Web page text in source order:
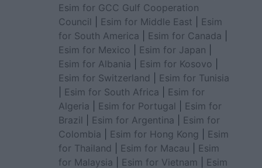
Esim for GCC Gulf Cooperation
Council
Esim for Middle East
Esim
for South America
Esim for Canada
Esim for Mexico
Esim for Japan
Esim for Albania
Esim for Kosovo
Esim for Switzerland
Esim for Tunisia
Esim for South Africa
Esim for
Algeria
Esim for Portugal
Esim for
Brazil
Esim for Argentina
Esim for
Colombia
Esim for Hong Kong
Esim
for Thailand
Esim for Macau
Esim
for Malaysia
Esim for Vietnam
Esim